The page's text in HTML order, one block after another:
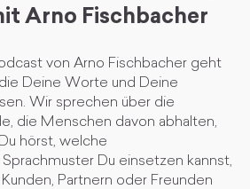
Arno Fischbacher
von Arno Fischbacher geht
Deine Worte und Deine
Wir sprechen über die
die Menschen davon abhalten,
hörst, welche
Du einsetzen kannst,
Partnern oder Freunden